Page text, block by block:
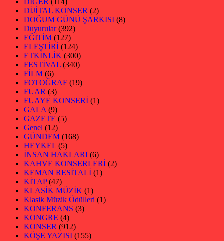
DİĞER (114)
DİJİTAL KONSER (2)
DOĞUM GÜNÜ ŞARKISI (8)
Duyurular(392)
EĞİTİM (127)
ELEŞTİRİ (124)
ETKİNLİK (300)
FESTİVAL (340)
FİLM (6)
FOTOĞRAF (19)
FUAR (3)
FUAYE KONSERİ (1)
GALA (9)
GAZETE (5)
Genel (12)
GÜNDEM (168)
HEYKEL (5)
İNSAN HAKLARI (6)
KAHVE KONSERLERİ (2)
KEMAN RESİTALİ (1)
KİTAP(47)
KLASİK MÜZİK (1)
Klasik Müzik Ödülleri (1)
KONFERANS (3)
KONGRE (4)
KONSER (912)
KÖŞE YAZISI (155)